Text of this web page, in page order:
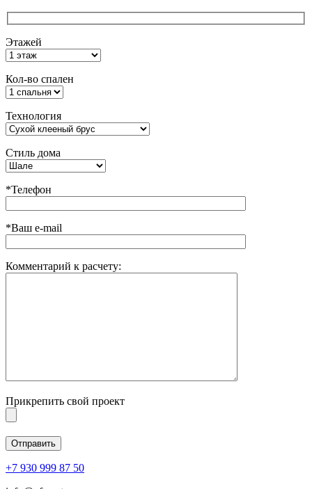
Этажей
Кол-во спален
Технология
Стиль дома
*Телефон
*Ваш e-mail
Комментарий к расчету:
Прикрепить свой проект
+7 930 999 87 50